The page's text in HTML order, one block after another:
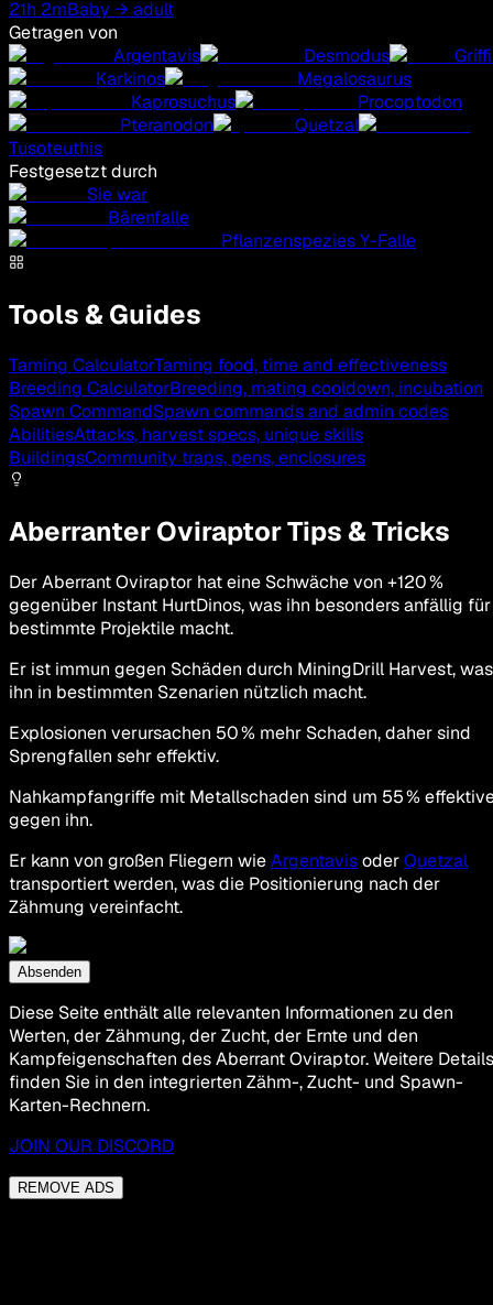
21h 2mBaby → adult
Getragen von
Argentavis
Desmodus
Karkinos
Megalosaurus
Kaprosuchus
Procoptodon
Pteranodon
Quetzal
Tusoteuthis
Festgesetzt durch
Sie war
Bärenfalle
Pflanzenspezies Y-Falle
Tools & Guides
Taming CalculatorTaming food, time and effectiveness
Breeding CalculatorBreeding, mating cooldown, incubation
Spawn CommandSpawn commands and admin codes
AbilitiesAttacks, harvest specs, unique skills
BuildingsCommunity traps, pens, enclosures
Aberranter Oviraptor Tips & Tricks
Der Aberrant Oviraptor hat eine Schwäche von +120 %
gegenüber Instant HurtDinos, was ihn besonders anfällig für
bestimmte Projektile macht.
Er ist immun gegen Schäden durch MiningDrill Harvest, was
ihn in bestimmten Szenarien nützlich macht.
Explosionen verursachen 50 % mehr Schaden, daher sind
Sprengfallen sehr effektiv.
Nahkampfangriffe mit Metallschaden sind um 55 %
gegen ihn.
Er kann von großen Fliegern wieArgentavisoderQuetzal
transportiert werden, was die Positionierung nach der
Zähmung vereinfacht.
Absenden
Diese Seite enthält alle relevanten Informationen zu den
Werten, der Zähmung, der Zucht, der Ernte und den
Kampfeigenschaften des Aberrant Oviraptor. Weitere Details
finden Sie in den integrierten Zähm-, Zucht- und Spawn-
Karten-Rechnern.
JOIN OUR DISCORD
REMOVE ADS